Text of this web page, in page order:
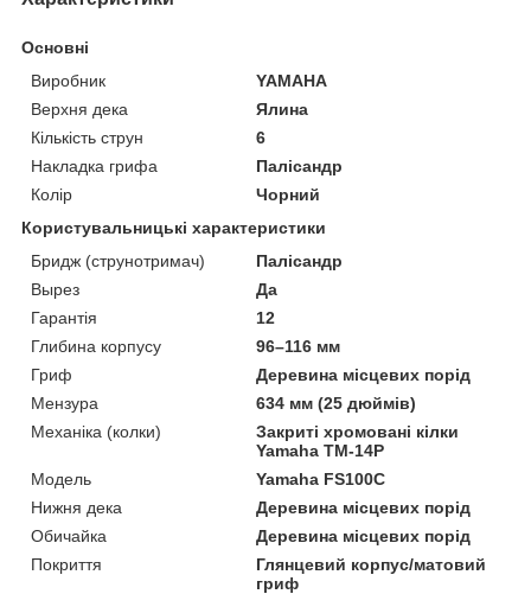
Основні
Виробник
YAMAHA
Верхня дека
Ялина
Кількість струн
6
Накладка грифа
Палісандр
Колір
Чорний
Користувальницькі характеристики
Бридж (струнотримач)
Палісандр
Вырез
Да
Гарантія
12
Глибина корпусу
96–116 мм
Гриф
Деревина місцевих порід
Мензура
634 мм (25 дюймів)
Механіка (колки)
Закриті хромовані кілки
Yamaha TM-14P
Мoдель
Yamaha FS100C
Нижня дека
Деревина місцевих порід
Обичайка
Деревина місцевих порід
Покриття
Глянцевий корпус/матовий
гриф